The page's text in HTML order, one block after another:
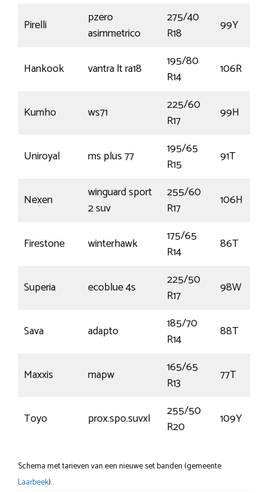
Pirelli
pzero
asimmetrico
275/40
R18
99Y
Hankook vantra lt ra18
195/80
R14
106R
Kumho ws71
225/60
R17
99H
Uniroyal ms plus 77
195/65
R15
91T
Nexen
winguard sport
2 suv
255/60
R17
106H
Firestone winterhawk
175/65
R14
86T
Superia ecoblue 4s
225/50
R17
98W
Sava adapto
185/70
R14
88T
Maxxis mapw
165/65
R13
77T
Toyo prox.spo.suvxl
255/50
R20
109Y
Schema met tarieven van een nieuwe set banden (gemeente
Laarbeek).